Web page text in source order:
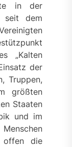
in der
seit dem
„Kalten
der
Truppen,
größten
Staaten
und im
offen die